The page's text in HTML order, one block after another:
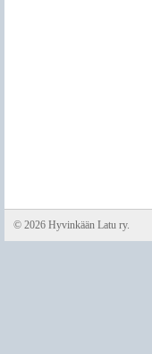
© 2026 Hyvinkään Latu ry.